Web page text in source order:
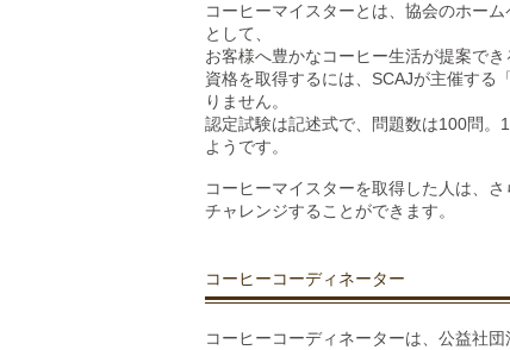
コーヒーマイスターとは、協会のホー
として、
お客様へ豊かなコーヒー生活が提案で
資格を取得するには、SCAJが主催する
りません。
認定試験は記述式で、問題数は100問
ようです。
コーヒーマイスターを取得した人は、
チャレンジすることができます。
コーヒーコーディネーター
コーヒーコーディネーターは、公益社